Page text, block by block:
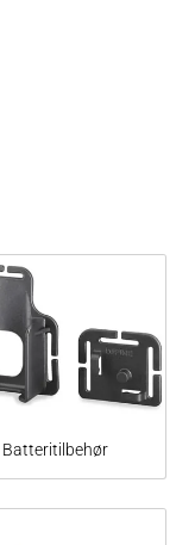
Batteritilbehør